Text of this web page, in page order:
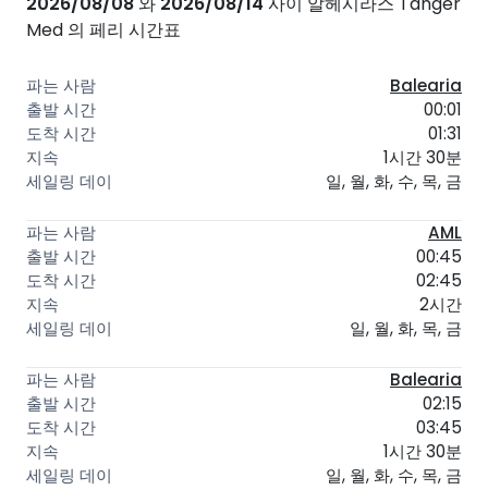
Med 의 페리 시간표
Balearia
00:01
01:31
1시간 30분
일, 월, 화, 수, 목, 금
AML
00:45
02:45
2시간
일, 월, 화, 목, 금
Balearia
02:15
03:45
1시간 30분
일, 월, 화, 수, 목, 금